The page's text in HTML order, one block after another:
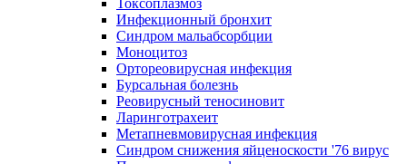
Токсоплазмоз
Инфекционный бронхит
Синдром мальабсорбции
Моноцитоз
Ортореовирусная инфекция
Бурсальная болезнь
Реовирусный теносиновит
Ларинготрахеит
Метапневмовирусная инфекция
Синдром снижения яйценоскости '76 вирус